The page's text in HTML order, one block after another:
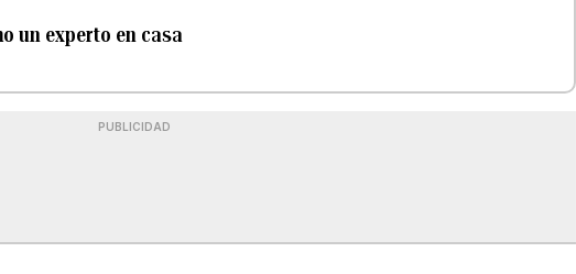
un experto en casa
PUBLICIDAD